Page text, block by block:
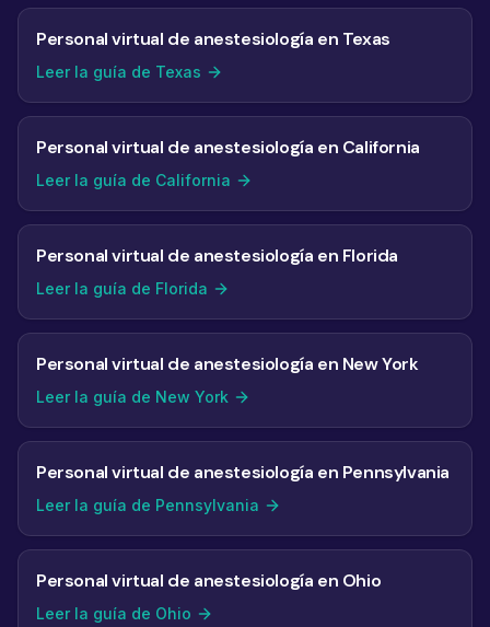
Personal virtual de anestesiología en Texas
Leer la guía de Texas
Personal virtual de anestesiología en California
Leer la guía de California
Personal virtual de anestesiología en Florida
Leer la guía de Florida
Personal virtual de anestesiología en New York
Leer la guía de New York
Personal virtual de anestesiología en Pennsylvania
Leer la guía de Pennsylvania
Personal virtual de anestesiología en Ohio
Leer la guía de Ohio